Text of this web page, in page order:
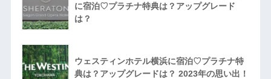
に宿泊♡プラチナ特典は？アップグレード
は？
ウェスティンホテル横浜に宿泊♡プラチナ特
典は？アップグレードは？ 2023年の思い出！